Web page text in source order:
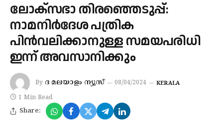
ലോക്സഭാ തിരഞ്ഞെടുപ്പ്:
നാമനിർദേശ പത്രിക
പിൻവലിക്കാനുള്ള സമയപരിധി
ഇന്ന് അവസാനിക്കും
By ദ മലയാളം ന്യൂസ് 08/04/2024 KERALA
1 Min Read
Share: